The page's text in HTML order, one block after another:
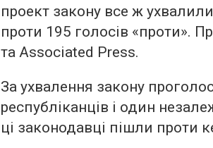
проект закону все ж
проти 195 голосів «проти».
та Associated Press.
За ухвалення закону
республіканців і один
ці законодавці пішли проти